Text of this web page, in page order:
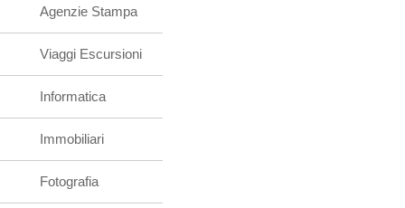
Agenzie Stampa
Viaggi Escursioni
Informatica
Immobiliari
Fotografia